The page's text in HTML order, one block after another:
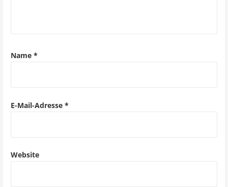
a
o
Name *
E-Mail-Adresse *
Website